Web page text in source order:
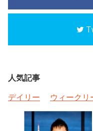
人気記事
デイリー
ウィークリ